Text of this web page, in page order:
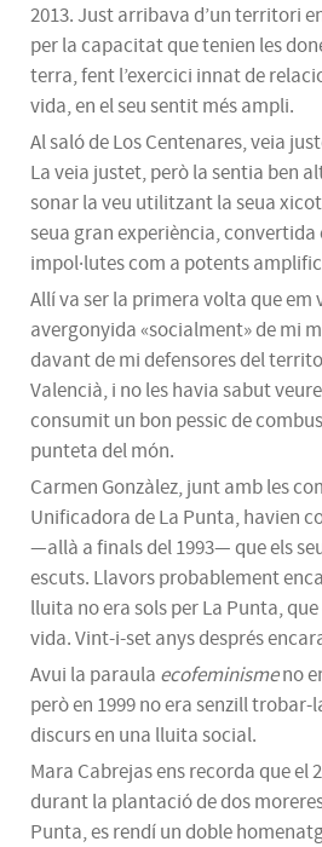
2013. Just arribava d’un territori
per la capacitat que tenien les
terra, fent l’exercici innat de
vida, en el seu sentit més ampli.
Al saló de Los Centenares, veia
La veia justet, però la sentia ben
sonar la veu utilitzant la seua
seua gran experiència,
impol·lutes com a potents
Allí va ser la primera volta que em
avergonyida «socialment» de mi
davant de mi defensores del
Valencià, i no les havia sabut
consumit un bon pessic de
punteta del món.
Carmen Gonzàlez, junt amb les
Unificadora de La Punta, havien
—allà a finals del 1993— que els
escuts. Llavors probablement
lluita no era sols per La Punta,
vida. Vint-i-set anys després
Avui la paraula ecofeminismeno
però en 1999 no era senzill trobar-
discurs en una lluita social.
Mara Cabrejas ens recorda que el
durant la plantació de dos
Punta, es rendí un doble